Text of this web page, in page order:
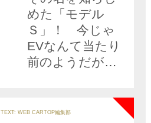
めた「モデル
Ｓ」！ 今じゃ
EVなんて当たり
前のようだがそ
TEXT: WEB CARTOP編集部